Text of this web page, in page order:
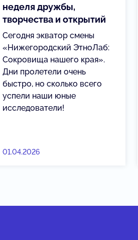
неделя дружбы,
творчества и открытий
Сегодня экватор смены
«Нижегородский ЭтноЛаб:
Сокровища нашего края».
Дни пролетели очень
быстро, но сколько всего
успели наши юные
исследователи!
01.04.2026